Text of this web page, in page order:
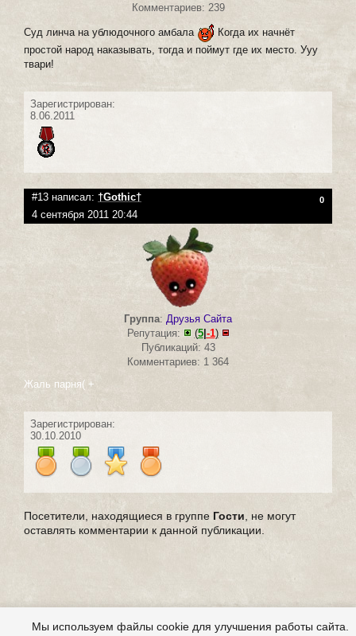
Комментариев: 239
Суд линча на ублюдочного амбала
Когда их начнёт
простой народ наказывать, тогда и поймут где их место. Ууу
твари!
Зарегистрирован:
8.06.2011
#13 написал: †Gothic† 0
4 сентября 2011 20:44
Группа: Друзья Сайта
Репутация:
(5| -1)
Публикаций: 43
Комментариев: 1 364
Жаль парня( +
Зарегистрирован:
30.10.2010
Посетители, находящиеся в группе Гости , не могут
оставлять комментарии к данной публикации.
Мы используем файлы cookie для улучшения работы сайта.